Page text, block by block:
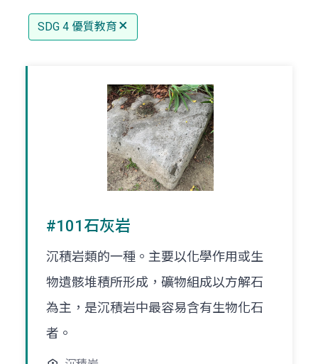
SDG 4 優質教育
#101石灰岩
沉積岩類的一種。主要以化學作用或生
物遺骸堆積所形成，礦物組成以方解石
為主，是沉積岩中最容易含有生物化石
者。